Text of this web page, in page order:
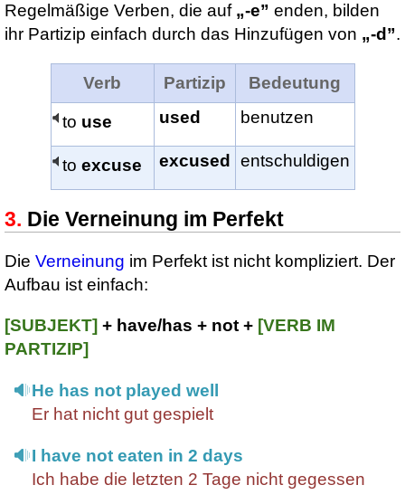
Regelmäßige Verben, die auf „-e” enden, bilden
ihr Partizip einfach durch das Hinzufügen von „-d”.
Verb Partizip Bedeutung
to use used benutzen
to excuse excused entschuldigen
Die Verneinung im Perfekt
Die Verneinung im Perfekt ist nicht kompliziert. Der
Aufbau ist einfach:
[SUBJEKT] + have/has + not + [VERB IM
PARTIZIP]
He has not played well
Er hat nicht gut gespielt
I have not eaten in 2 days
Ich habe die letzten 2 Tage nicht gegessen